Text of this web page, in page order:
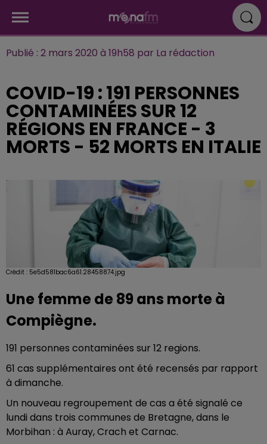
Publié : 2 mars 2020 à 19h58 par La rédaction
COVID-19 : 191 PERSONNES
CONTAMINÉES SUR 12
RÉGIONS EN FRANCE - 3
MORTS - 52 MORTS EN ITALIE
Crédit : 5e5d581bac6a61.28458874.jpg
Une femme de 89 ans morte à
Compiègne.
191 personnes contaminées sur 12 regions.
61 cas supplémentaires ont été recensés par rapport
à dimanche.
Un nouveau regroupement de cas a été signalé ce
lundi dans trois communes de Bretagne, dans le
Morbihan : à Auray, Crach et Carnac.